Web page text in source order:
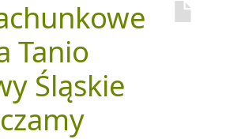
Tanio
Śląskie